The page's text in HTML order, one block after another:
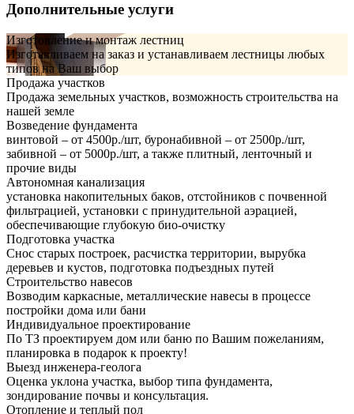
Дополнительные услуги
Изготовление и монтаж лестниц
Изготавливаем на заказ и устанавливаем лестницы любых
типов на Ваш выбор
Продажа участков
Продажа земельных участков, возможность строительства на
нашей земле
Возведение фундамента
винтовой – от 4500р./шт, буронабивной – от 2500р./шт,
забивной – от 5000р./шт, а также плитный, ленточный и
прочие виды
Автономная канализация
установка накопительных баков, отстойников с почвенной
фильтрацией, установки с принудительной аэрацией,
обеспечивающие глубокую био-очистку
Подготовка участка
Снос старых построек, расчистка территории, вырубка
деревьев и кустов, подготовка подъездных путей
Строительство навесов
Возводим каркасные, металлические навесы в процессе
постройки дома или бани
Индивидуальное проектирование
По ТЗ проектируем дом или баню по Вашим пожеланиям,
планировка в подарок к проекту!
Выезд инженера-геолога
Оценка уклона участка, выбор типа фундамента,
зондирование почвы и консультация.
Отопление и теплый пол